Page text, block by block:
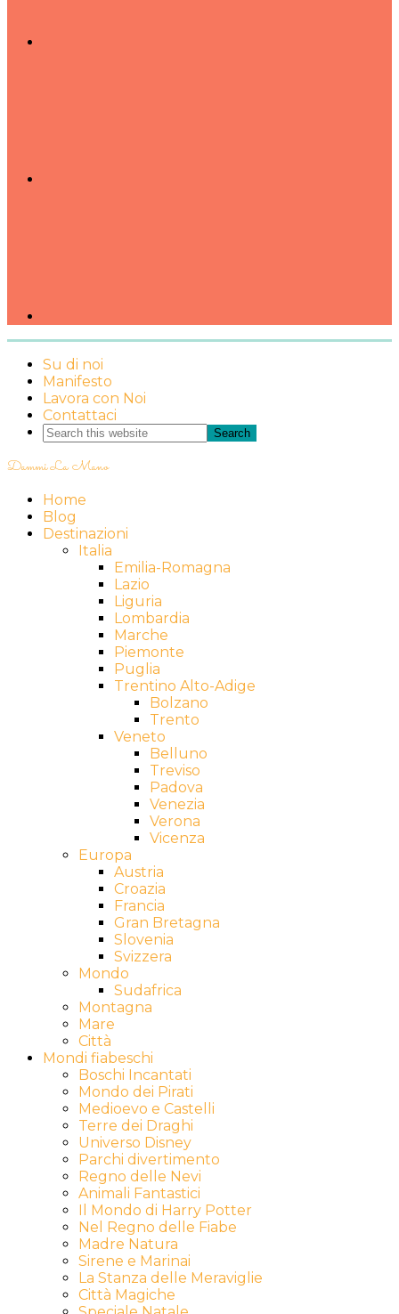
Su di noi
Manifesto
Lavora con Noi
Contattaci
Dammi La Mano
Home
Blog
Destinazioni
Italia
Emilia-Romagna
Lazio
Liguria
Lombardia
Marche
Piemonte
Puglia
Trentino Alto-Adige
Bolzano
Trento
Veneto
Belluno
Treviso
Padova
Venezia
Verona
Vicenza
Europa
Austria
Croazia
Francia
Gran Bretagna
Slovenia
Svizzera
Mondo
Sudafrica
Montagna
Mare
Città
Mondi fiabeschi
Boschi Incantati
Mondo dei Pirati
Medioevo e Castelli
Terre dei Draghi
Universo Disney
Parchi divertimento
Regno delle Nevi
Animali Fantastici
Il Mondo di Harry Potter
Nel Regno delle Fiabe
Madre Natura
Sirene e Marinai
La Stanza delle Meraviglie
Città Magiche